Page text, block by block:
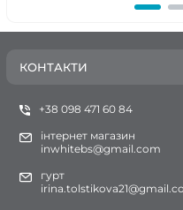
КОНТАКТИ
+38 098 471 60 84
інтернет магазин
inwhitebs@gmail.com
гурт